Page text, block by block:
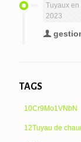
Tuyaux en
2023
TAGS
10Cr9Mo1VNbN
12Tuyau de